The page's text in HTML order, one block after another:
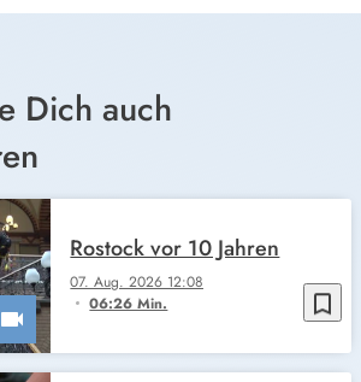
Dich auch
bookmark_border
07. Aug. 2026 12:08
06:26 Min.
Rostock vor 10 Jahren